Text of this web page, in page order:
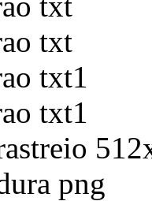
txt
txt1
txt1
png